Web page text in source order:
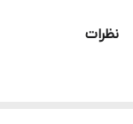
نظرات